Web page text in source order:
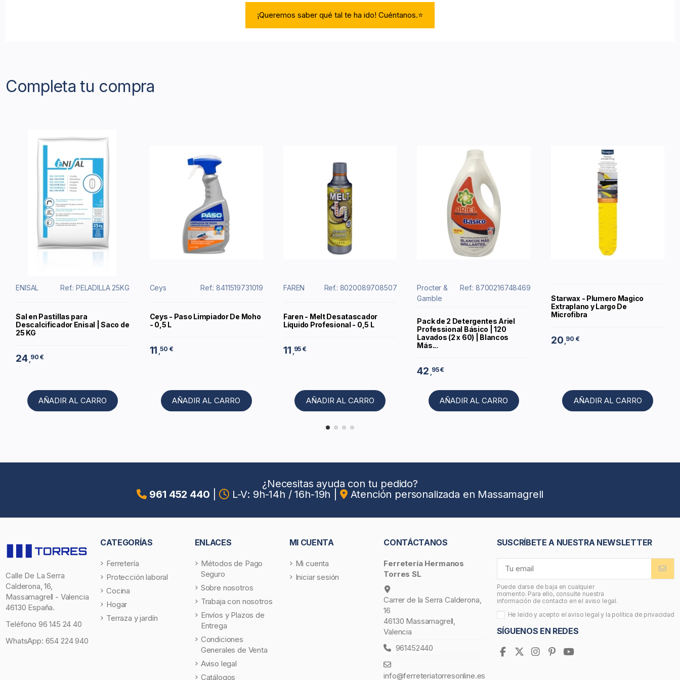
¡Queremos saber qué tal te ha ido! Cuéntanos.⭐
Completa tu compra
ENISAL Ref.: PELADILLA 25KG
Sal en Pastillas para
Descalcificador Enisal | Saco de
25 KG
24 ,90 €
AÑADIR AL CARRO
Ceys Ref.: 8411519731019
Ceys - Paso Limpiador De Moho
- 0,5 L
11 ,50 €
AÑADIR AL CARRO
FAREN Ref.: 8020089708507
Faren - Melt Desatascador
Líquido Profesional - 0,5 L
11 ,95 €
AÑADIR AL CARRO
Procter &
Gamble
Ref.: 8700216748469
Pack de 2 Detergentes Ariel
Professional Básico | 120
Lavados (2 x 60) | Blancos
Más...
42 ,95 €
AÑADIR AL CARRO
Starwax - Plumero Magico
Extraplano y Largo De
Microfibra
20 ,90 €
AÑADIR AL CARRO
¿Necesitas ayuda con tu pedido?
961 452 440
L-V: 9h-14h / 16h-19h Atención personalizada en Massamagrell
Calle De La Serra
Calderona, 16,
Massamagrell - Valencia
46130 España.
Teléfono 96 145 24 40
WhatsApp: 654 224 940
CATEGORÍAS
Ferretería
Protección laboral
Cocina
Hogar
Terraza y jardín
ENLACES
Métodos de Pago
Seguro
Sobre nosotros
Trabaja con nosotros
Envíos y Plazos de
Entrega
Condiciones
Generales de Venta
Aviso legal
Catálogos
MI CUENTA
Mi cuenta
Iniciar sesión
CONTÁCTANOS
Ferretería Hermanos
Torres SL
Carrer de la Serra Calderona,
16
46130 Massamagrell,
Valencia
961452440
info@ferreteriatorresonline.es
SUSCRÍBETE A NUESTRA NEWSLETTER
Puede darse de baja en cualquier
momento. Para ello, consulte nuestra
información de contacto en el aviso legal.
He leído y acepto el aviso legal y la política de privacidad
SÍGUENOS EN REDES